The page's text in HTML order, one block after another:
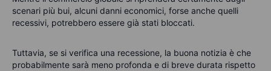
scenari più bui, alcuni danni economici, forse anche quelli
recessivi, potrebbero essere già stati bloccati.
Tuttavia, se si verifica una recessione, la buona notizia è che
probabilmente sarà meno profonda e di breve durata rispetto